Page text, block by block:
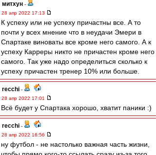
митхун -
28 апр 2022 17:13
К успеху или не успеху причастны все. А то
почти у всех мнение что в неудачи Эмери в
Спартаке виноваты все кроме него самого. А к
успеху Карреры никто не причастен кроме него
самого. Так уже надо определиться сколько к
успеху причастен тренер 10% или больше.
recchi -
28 апр 2022 17:01
Всё будет у Спартака хорошо, хватит паники :)
recchi -
28 апр 2022 16:56
ну футбол - не настолько важная часть жизни,